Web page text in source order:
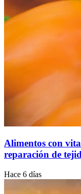
Alimentos con
reparación de
Hace 6 días